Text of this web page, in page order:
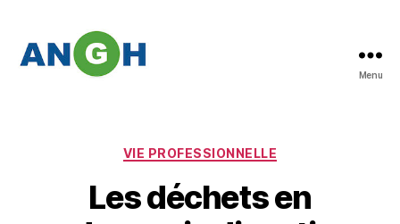
Menu
Catégories
VIE PROFESSIONNELLE
Les déchets en